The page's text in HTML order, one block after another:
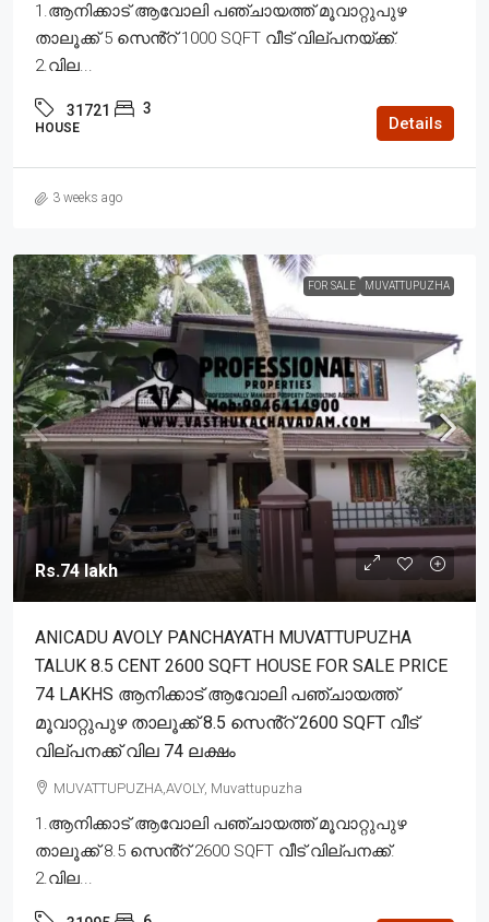
1.ആനിക്കാട് ആവോലി പഞ്ചായത്ത് മൂവാറ്റുപുഴ
താലൂക്ക് 5 സെൻ്റ് 1000 SQFT വീട് വില്പനയ്ക്ക്.
2.വില...
31721 3
HOUSE Details
3 weeks ago
FOR SALE MUVATTUPUZHA
Rs.74 lakh
ANICADU AVOLY PANCHAYATH MUVATTUPUZHA
TALUK 8.5 CENT 2600 SQFT HOUSE FOR SALE PRICE
74 LAKHS ആനിക്കാട് ആവോലി പഞ്ചായത്ത്
മൂവാറ്റുപുഴ താലൂക്ക് 8.5 സെൻ്റ് 2600 SQFT വീട്
വില്പനക്ക് വില 74 ലക്ഷം
MUVATTUPUZHA,AVOLY, Muvattupuzha
1.ആനിക്കാട് ആവോലി പഞ്ചായത്ത് മൂവാറ്റുപുഴ
താലൂക്ക് 8.5 സെൻ്റ് 2600 SQFT വീട് വില്പനക്ക്.
2.വില...